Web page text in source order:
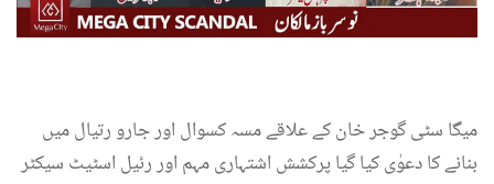
میگا سٹی گوجر خان کے علاقے مسہ کسوال اور جارو رتیال میں
بنانے کا دعوٰی کیا گیا پرکشش اشتہاری مہم اور رئیل اسٹیٹ سیکٹر